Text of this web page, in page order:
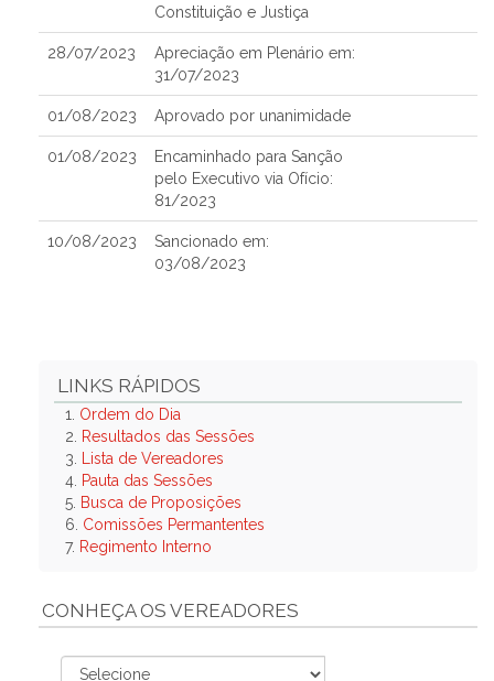
Constituição e Justiça
28/07/2023
Apreciação em Plenário em:
31/07/2023
01/08/2023 Aprovado por unanimidade
01/08/2023
Encaminhado para Sanção
pelo Executivo via Ofício:
81/2023
10/08/2023
Sancionado em:
03/08/2023
LINKS RÁPIDOS
1. Ordem do Dia
2.
Resultados das Sessões
3.
Lista de Vereadores
4. Pauta das Sessões
5. Busca de Proposições
6. Comissões Permantentes
7. Regimento Interno
CONHEÇA OS VEREADORES